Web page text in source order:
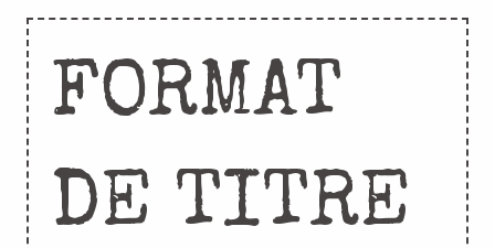
FORMAT
DE TITRE